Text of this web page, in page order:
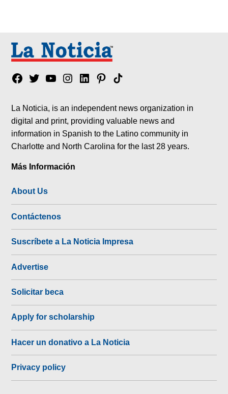
Facebook
TwitterYouTubeInstagram
LinkedinPinterest
Tik
La Noticia, is an independent news organization in
digital and print, providing valuable news and
information in Spanish to the Latino community in
Charlotte and North Carolina for the last 28 years.
Más Información
About Us
Contáctenos
Suscríbete a La Noticia Impresa
Advertise
Solicitar beca
Apply for scholarship
Hacer un donativo a La Noticia
Privacy policy